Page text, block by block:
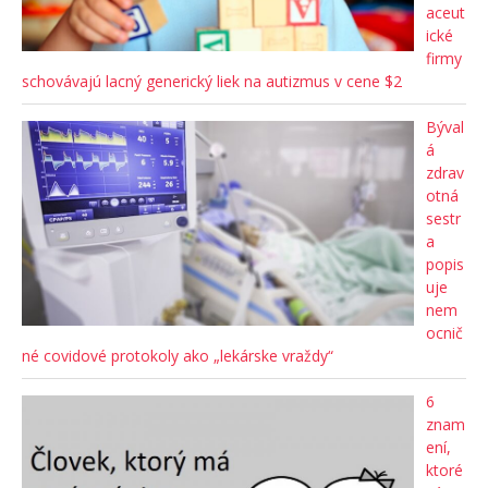
aceut
ické
firmy
schovávajú lacný generický liek na autizmus v cene $2
Býval
á
zdrav
otná
sestr
a
popis
uje
nem
ocnič
né covidové protokoly ako „lekárske vraždy“
6
znam
ení,
ktoré